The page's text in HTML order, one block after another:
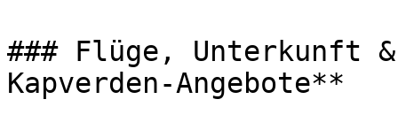
### Flüge, Unterkunft
Kapverden-Angebote**